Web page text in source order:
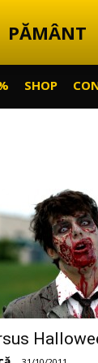
PĂMÂNT
SHOP